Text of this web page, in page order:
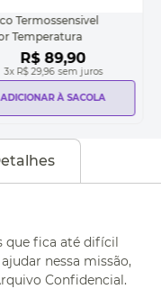
Termossensivel
Temperatura
R$ 89,90
3x R$ 29,96 sem juros
ADICIONAR À SACOLA
que fica até difícil
nessa missão,
Confidencial.